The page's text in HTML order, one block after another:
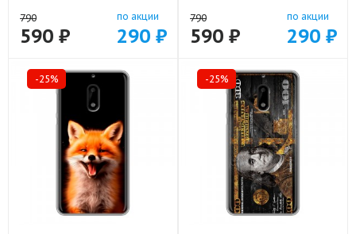
790
590 ₽
по акции
290 ₽
790
590 ₽
по акции
290 ₽
-25% -25%